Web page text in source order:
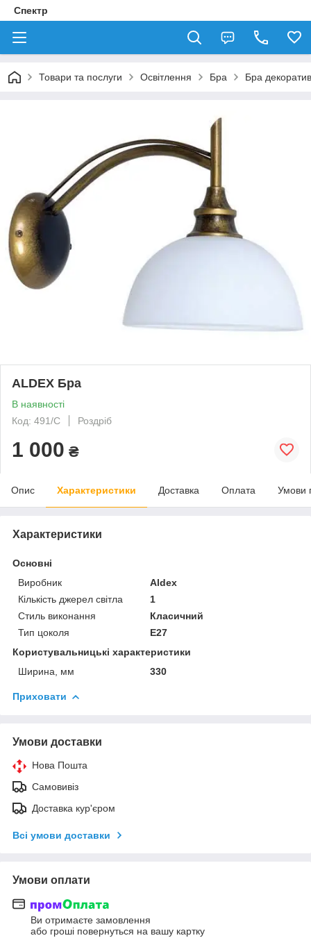
Спектр
Товари та послуги Освітлення Бра Бра
ALDEX Бра
В наявності
Код: 491/С
Роздріб
1 000 ₴
Опис Характеристики Доставка Оплата Умови
Характеристики
Основні
Виробник
Aldex
Кількість джерел світла
1
Стиль виконання
Класичний
Тип цоколя
E27
Користувальницькі характеристики
Ширина, мм
330
Приховати
Умови доставки
Нова Пошта
Самовивіз
Доставка кур'єром
Всі умови доставки
Умови оплати
Ви отримаєте замовлення
або гроші повернуться на вашу картку